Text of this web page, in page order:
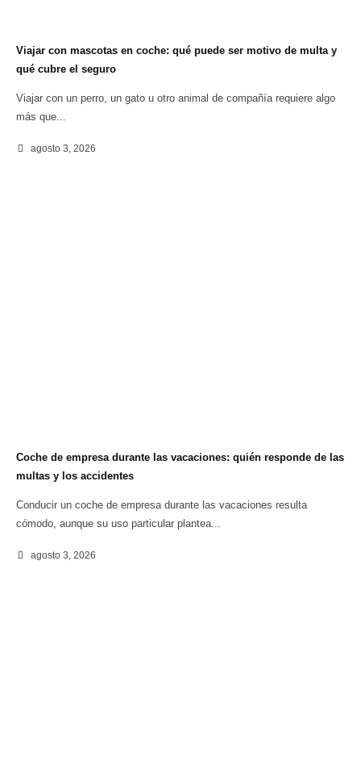
Viajar con mascotas en coche: qué puede ser motivo de multa y
qué cubre el seguro
Viajar con un perro, un gato u otro animal de compañía requiere algo
más que...
agosto 3, 2026
Coche de empresa durante las vacaciones: quién responde de las
multas y los accidentes
Conducir un coche de empresa durante las vacaciones resulta
cómodo, aunque su uso particular plantea...
agosto 3, 2026